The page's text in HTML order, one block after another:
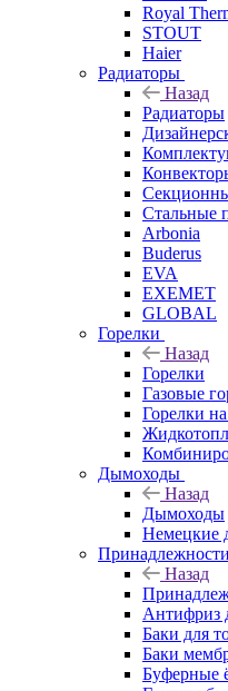
Royal
STOUT
Haier
Радиаторы
Назад
Радиаторы
Стальные
Arbonia
Buderus
EVA
EXEMET
GLOBAL
Горелки
Назад
Горелки
Газовые
Горелки
Дымоходы
Назад
Дымоходы
Немецкие
Назад
Антифриз
Баки для
Баки
Буферные